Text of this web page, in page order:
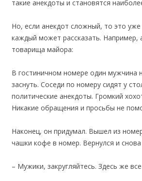
такие анекдоты и становятся
Но, если анекдот сложный, то это уже
каждый может рассказать. Например,
товарища майора:
В гостиничном номере один мужчина
заснуть. Соседи по номеру сидят у
политические анекдоты. Громкий
Никакие обращения и просьбы не
Наконец, он придумал. Вышел из
чашки кофе в номер. Вернулся и
– Мужики, закругляйтесь. Здесь же